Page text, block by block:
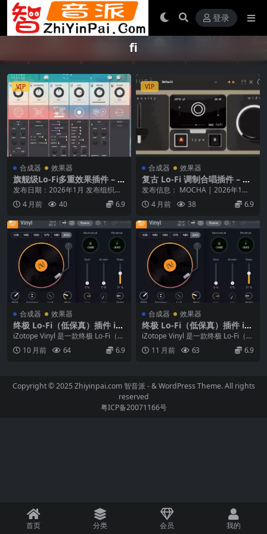
登录
fi
VIP
合成器 效果器
旗舰级Lo-Fi多重效果插件 – A
IR Music Technology AIR Fl
avor Pro v1.2.0.8 macOS
发布日期：2026年1月 发布组织：
Xdb 平台：macOS 12, 13, 1...
4 月前 40 6.9
VIP
合成器 效果器
复古 Lo-Fi 调制合唱插件 – Be
atSkillz Chorust v1.1.0 Patc
发布信息： MOCHA | 2026年1月
平台： Windows / macO...
4 月前 38 6.9
合成器 效果器
终极 Lo-Fi（低保真）插件 iZ
otope Vinyl v1.13.0.605 Wi
N
iZotope Vinyl 是一款终极 Lo-Fi（低
保真）插件，如今支持 Na...
10 月前 64 6.9
合成器 效果器
终极 Lo-Fi（低保真）插件 iZ
otope Vinyl v1.13.0.605 Wi
N
iZotope Vinyl 是一款终极 Lo-Fi（低
保真）插件，如今支持 Na...
11 月前 63 6.9
Copyright © 2025 Zhiyinpai.com智音派 - & WordPress Theme. All rights
reserved
粤ICP备20071166号
首页 分类 会员 我的